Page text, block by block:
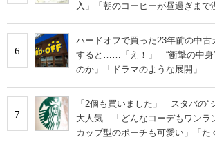
入」「朝のコーヒーが昼過ぎまで
6
ハードオフで買った23年前の中
すると……「え！」 “衝撃の中身
のか」「ドラマのような展開」
7
「2個も買いました」 スタバの“
大人気 「どんなコーデもワンラ
カップ型のポーチも可愛い」「た